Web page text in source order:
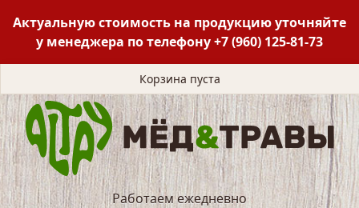
Актуальную стоимость на продукцию уточняйте
у менеджера по телефону+7 (960) 125-81-73
Корзина пуста
Работаем ежедневно